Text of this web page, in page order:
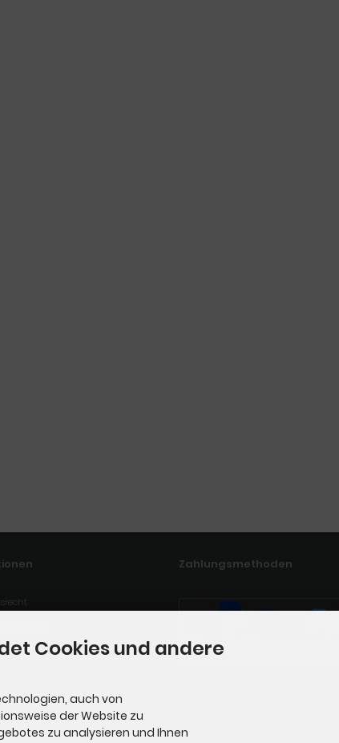
Zahlungsmethoden
Cookies und andere
auch von
der Website zu
zu analysieren und Ihnen